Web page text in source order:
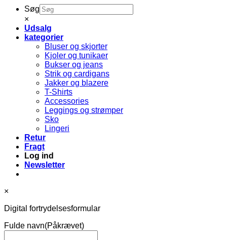
Søg
×
Udsalg
kategorier
Bluser og skjorter
Kjoler og tunikaer
Bukser og jeans
Strik og cardigans
Jakker og blazere
T-Shirts
Accessories
Leggings og strømper
Sko
Lingeri
Retur
Fragt
Log ind
Newsletter
×
Digital fortrydelsesformular
Fulde navn(Påkrævet)